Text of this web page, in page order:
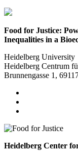
Food for Justice:
Inequalities in a
Heidelberg University
Heidelberg Centrum
Brunnengasse 1,
Heidelberg Center